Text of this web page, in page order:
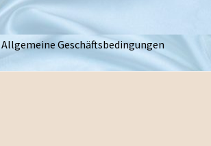
Allgemeine Geschäftsbedingungen